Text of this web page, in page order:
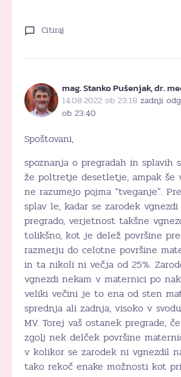
Citiraj
mag. Stanko Pušenjak, dr.
14.08.2022 ob 23:18 zadnji
ob 23:40
Spoštovani,
spoznanja o pregradah in splavih
že poltretje desetletje, ampak še
ne razumejo pojma “tveganje”.
splav le, kadar se zarodek
pregrado, verjetnost takšne
tolikšno, kot je delež površine
razmerju do celotne površine
in ta nikoli ni večja od 25%.
vgnezdi nekam v maternici po
veliki večini je to ena od sten
sprednja ali zadnja, visoko v
MV. Torej vaš ostanek pregrade,
zgolj nek delček površine
v kolikor se zarodek ni vgnezdil
tako rekoč enake možnosti kot